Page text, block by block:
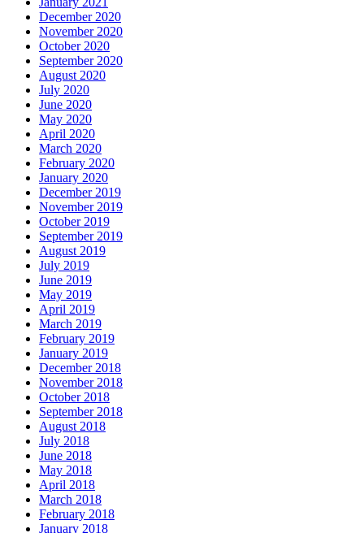
December 2020
November 2020
October 2020
September 2020
August 2020
July 2020
June 2020
May 2020
April 2020
March 2020
February 2020
January 2020
December 2019
November 2019
October 2019
September 2019
August 2019
July 2019
June 2019
May 2019
April 2019
March 2019
February 2019
January 2019
December 2018
November 2018
October 2018
September 2018
August 2018
July 2018
June 2018
May 2018
April 2018
March 2018
February 2018
January 2018